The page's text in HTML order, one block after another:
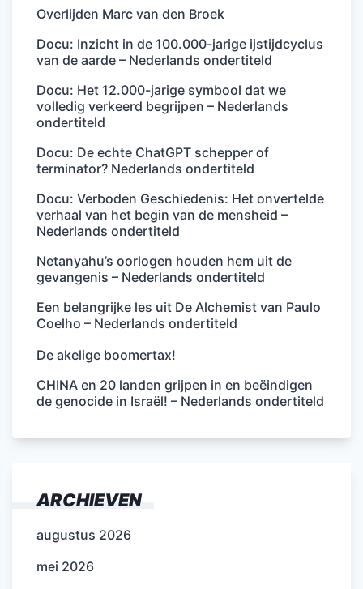
Overlijden Marc van den Broek
Docu: Inzicht in de 100.000-jarige ijstijdcyclus
van de aarde – Nederlands ondertiteld
Docu: Het 12.000-jarige symbool dat we
volledig verkeerd begrijpen – Nederlands
ondertiteld
Docu: De echte ChatGPT schepper of
terminator? Nederlands ondertiteld
Docu: Verboden Geschiedenis: Het onvertelde
verhaal van het begin van de mensheid –
Nederlands ondertiteld
Netanyahu’s oorlogen houden hem uit de
gevangenis – Nederlands ondertiteld
Een belangrijke les uit De Alchemist van Paulo
Coelho – Nederlands ondertiteld
De akelige boomertax!
CHINA en 20 landen grijpen in en beëindigen
de genocide in Israël! – Nederlands ondertiteld
ARCHIEVEN
augustus 2026
mei 2026